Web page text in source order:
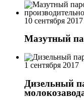
10 сентября 2017
Мазутный
1 сентября 2017
Дизельный